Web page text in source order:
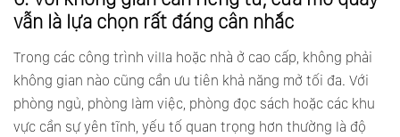
vẫn là lựa chọn rất đáng cân nhắc
Trong các công trình villa hoặc nhà ở cao cấp, không phải
không gian nào cũng cần ưu tiên khả năng mở tối đa. Với
phòng ngủ, phòng làm việc, phòng đọc sách hoặc các khu
vực cần sự yên tĩnh, yếu tố quan trọng hơn thường là độ